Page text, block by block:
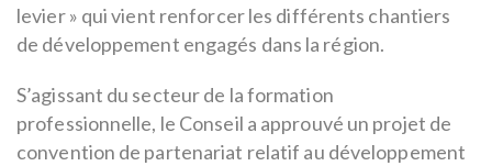
levier » qui vient renforcer les différents chantiers
de développement engagés dans la région.
S’agissant du secteur de la formation
professionnelle, le Conseil a approuvé un projet de
convention de partenariat relatif au développement